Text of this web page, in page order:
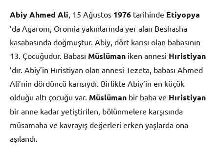
Abiy Ahmed Ali , 15 Ağustos 1976 tarihinde Etiyopya
’da Agarom, Oromia yakınlarında yer alan Beshasha
kasabasında doğmuştur. Abiy, dört karısı olan babasının
13. Çocuğudur. Babası Müslüman iken annesi Hıristiyan
’dır. Abiy’in Hıristiyan olan annesi Tezeta, babası Ahmed
Ali’nin dördüncü karısıydı. Birlikte Abiy’in en küçük
olduğu altı çocuğu var. Müslüman bir baba ve Hıristiyan
bir anne kadar yetiştirilen, bölünmelere karşısında
müsamaha ve kavrayış değerleri erken yaşlarda ona
aşılandı.